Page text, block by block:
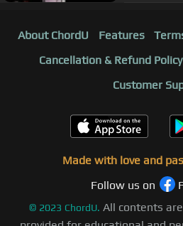
About ChordU Features
Cancellation & Refund Policy
Customer
Made with love and
Follow us on
© 2023 ChordU. All contents